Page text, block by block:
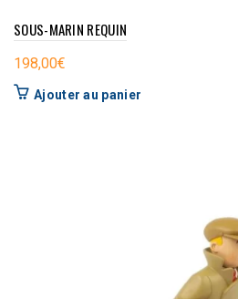
SOUS-MARIN REQUIN
198,00€
Ajouter au panier